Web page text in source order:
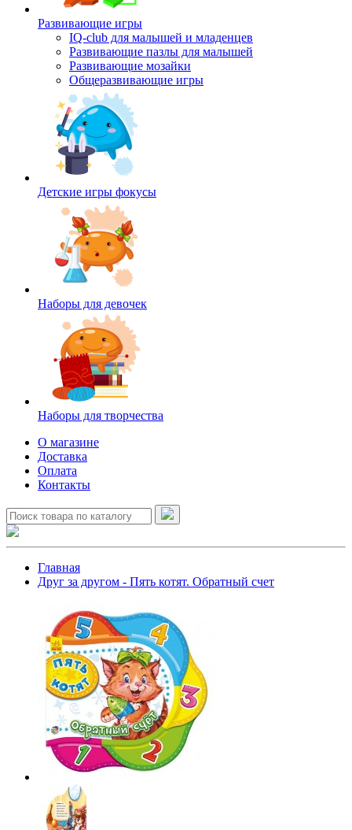
Развивающие игры
IQ-club для малышей и младенцев
Развивающие пазлы для малышей
Развивающие мозайки
Общеразвивающие игры
Детские игры фокусы
Наборы для девочек
Наборы для творчества
О магазине
Доставка
Оплата
Контакты
Главная
Друг за другом - Пять котят. Обратный счет